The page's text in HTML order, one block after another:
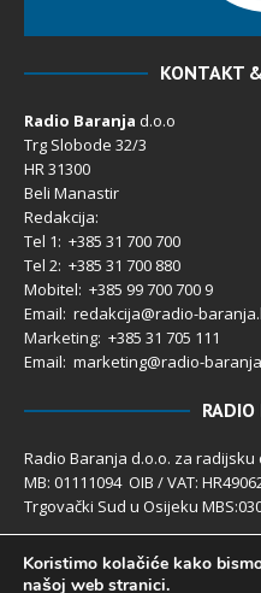
KONTAKT
Radio Baranja d.o.o
Trg Slobode 32/3
HR 31300
Beli Manastir
Redakcija:
Tel 1: +385 31 700 700
Tel 2: +385 31 700 880
Mobitel: +385 99 700 700 9
Email: redakcija@radio-
Marketing: +385 31 705 111
Email: marketing@radio-
RADIO
Radio Baranja d.o.o. za
MB: 01111094 OIB / VAT:
Trgovački Sud u Osijeku
Temeljni kapital 2.600,00 €
Poslovni račun PBZ: 2340009-
Koristimo kolačiće kako
našoj web stranici.